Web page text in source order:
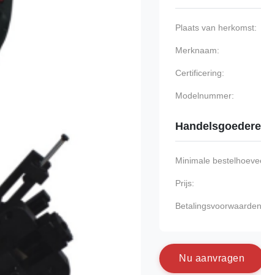
Plaats van herkomst:
Merknaam:
Certificering:
Modelnummer:
Minimale
Prijs:
N u aanvragen